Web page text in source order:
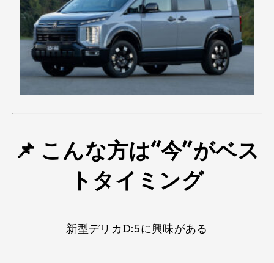
📌 こんな方は​“今”がベス
トタイミング
新型デリカD:5に興味が​ある